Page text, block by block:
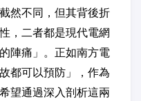
然不同，但其背後折
，二者都是現代電網
陣痛」。正如南方電
都可以預防」，作為
望通過深入剖析這兩